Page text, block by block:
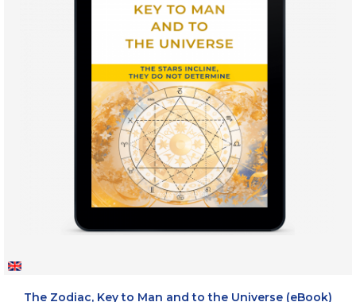
The Zodiac, Key to Man and to the Universe (eBook)